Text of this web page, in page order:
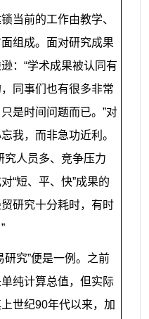
当前的工作由教学、
组成。面对研究成果
：“学术成果被认同有
同事们也有很多非常
是时间问题而已。”对
我，而非急功近利。
究人员多、竞争压力
“短、平、快”成果的
研究十分耗时，有时
研究”便是一例。之前
纯计算总值，但实际
上世纪90年代以来，加